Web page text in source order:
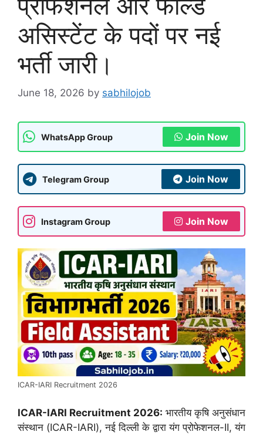
असिस्टेंट के पदों पर नई
भर्ती जारी।
June 18, 2026 by sabhilojob
WhatsApp Group Join Now
Telegram Group Join Now
Instagram Group Join Now
ICAR-IARI Recruitment 2026
ICAR-IARI Recruitment 2026: भारतीय कृषि अनुसंधान
संस्थान (ICAR-IARI), नई दिल्ली के द्वारा यंग प्रोफेशनल-II, यंग